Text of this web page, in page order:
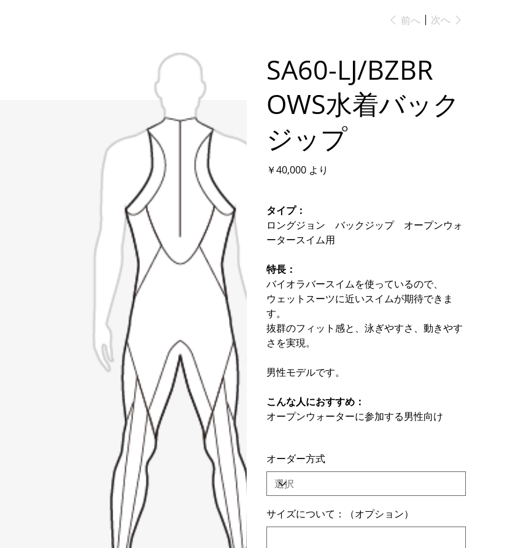
前へ 次へ
SA60-LJ/BZBR
OWS水着バック
ジップ
価
格
￥40,000 より
タイプ：
ロングジョン バックジップ オープンウォ
ータースイム用
特長：
バイオラバースイムを使っているので、
ウェットスーツに近いスイムが期待できま
す。
抜群のフィット感と、泳ぎやすさ、動きやす
さを実現。
男性モデルです。
こんな人におすすめ：
オープンウォーターに参加する男性向け
オーダー方式
サイズについて：（オプション）